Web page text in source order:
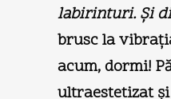
labirinturi. Şi
brusc la
acum, dormi!
ultraestetizat